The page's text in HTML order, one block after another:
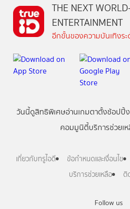
Follow us
THE NEXT
ENTERTAINMENT
อีกขั้นของความบันเทิงร
วันนี้ดูสิทธิพิเศษอ่านเกมตาตั้งช้อปปิ้ง
คอมมูนิตี้บริการช่วยเ
เกี่ยวกับทรูไอดี ข้อกำหนดและเงื่อนไข
บริการช่วยเหลือ
ติ